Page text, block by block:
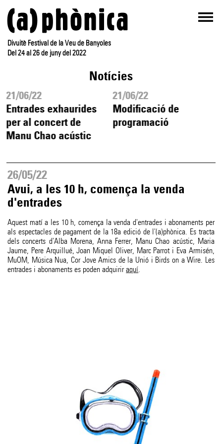
Divuitè Festival de la Veu de Banyoles
Del 24 al 26 de juny del 2022
Notícies
21/06/22
Entrades exhaurides
per al concert de
Manu Chao acústic
21/06/22
Modificació de
programació
26/05/22
Avui, a les 10 h, comença la venda
d'entrades
Aquest matí a les 10 h, comença la venda d'entrades i abonaments per
als espectacles de pagament de la 18a edició de l'(a)phònica. Es tracta
dels concerts d'Alba Morena, Anna Ferrer, Manu Chao acústic, Maria
Jaume, Pere Arquillué, Joan Miquel Oliver, Marc Parrot i Eva Armisén,
MuOM, Música Nua, Cor Jove Amics de la Unió i Birds on a Wire. Les
entrades i abonaments es poden adquiriraquí.